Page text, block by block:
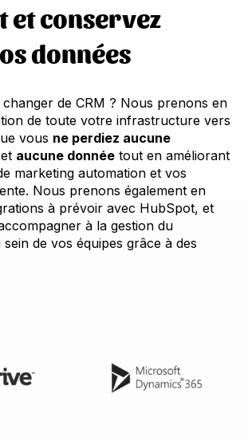
et conservez
données
de CRM ? Nous prenons en
de toute votre infrastructure vers
vous ne perdiez aucune
et aucune donnée tout en améliorant
marketing automation et vos
Nous prenons également en
à prévoir avec HubSpot, et
à la gestion du
de vos équipes grâce à des